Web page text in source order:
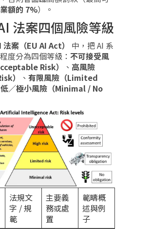
額的 7%）。
法案四個風險等級
案（EU AI Act）
中，把 AI 系
度分為四個等級： 不可接受風
Risk）
、 高風險
）
、 有限風險（Limited
低／極小風險（Minimal / No
法規文
字 / 規
範
主要義
務或處
置
範疇概
述與例
子